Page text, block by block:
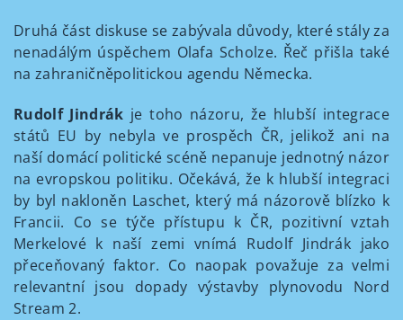
Druhá část diskuse se zabývala důvody, které stály za
nenadálým úspěchem Olafa Scholze. Řeč přišla také
na zahraničněpolitickou agendu Německa.
Rudolf Jindrák je toho názoru, že hlubší integrace
států EU by nebyla ve prospěch ČR, jelikož ani na
naší domácí politické scéně nepanuje jednotný názor
na evropskou politiku. Očekává, že k hlubší integraci
by byl nakloněn Laschet, který má názorově blízko k
Francii. Co se týče přístupu k ČR, pozitivní vztah
Merkelové k naší zemi vnímá Rudolf Jindrák jako
přeceňovaný faktor. Co naopak považuje za velmi
relevantní jsou dopady výstavby plynovodu Nord
Stream 2.